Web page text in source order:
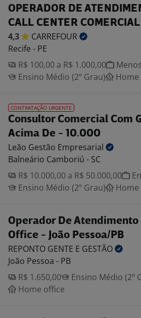
OPERADOR DE
CALL CENTER COMERCIAL
4,3
CARREFOUR
Recife - PE
R$ 100,00 a R$ 1.000,00
Ensino Médio (2º Grau)
CONTRATAÇÃO URGENTE
Consultor Comercial Com
Acima De - 10.000
Leão Gestão Empresarial
Balneário Camboriú - SC
R$ 10.000,00 a R$ 50.000,00
Ensino Médio (2º Grau)
Operador De Atendimento
Office - João Pessoa/PB
REPONTO GENTE E GESTÃO
João Pessoa - PB
R$ 1.650,00
Ensino Médio (2º
Home office